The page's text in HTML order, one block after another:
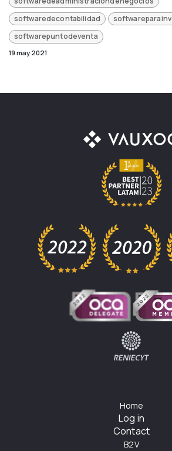
softwaredecontabilidad
softwarepuntodeventa
19 may 2021
Home
Log in
Contact
B2V